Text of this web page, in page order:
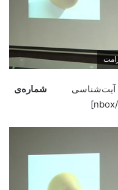
آيت‌شناسی شماره‌ی